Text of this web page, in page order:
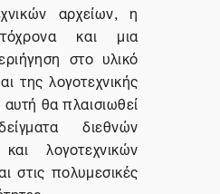
αρχείων, η
και μια
στο υλικό
της λογοτεχνικής
θα πλαισιωθεί
διεθνών
λογοτεχνικών
στις πολυμεσικές